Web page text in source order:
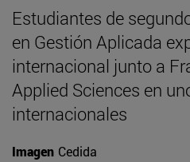
Estudiantes de
en Gestión Aplicada
internacional junto a
Applied Sciences en
internacionales
Imagen Cedida